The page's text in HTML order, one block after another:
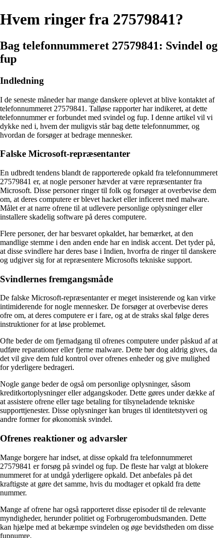
Hvem ringer fra 27579841?
Bag telefonnummeret 27579841: Svindel og
fup
Indledning
I de seneste måneder har mange danskere oplevet at blive kontaktet af
telefonnummeret 27579841. Talløse rapporter har indikeret, at dette
telefonnummer er forbundet med svindel og fup. I denne artikel vil vi
dykke ned i, hvem der muligvis står bag dette telefonnummer, og
hvordan de forsøger at bedrage mennesker.
Falske Microsoft-repræsentanter
En udbredt tendens blandt de rapporterede opkald fra telefonnummeret
27579841 er, at nogle personer hævder at være repræsentanter fra
Microsoft. Disse personer ringer til folk og forsøger at overbevise dem
om, at deres computere er blevet hacket eller inficeret med malware.
Målet er at narre ofrene til at udlevere personlige oplysninger eller
installere skadelig software på deres computere.
Flere personer, der har besvaret opkaldet, har bemærket, at den
mandlige stemme i den anden ende har en indisk accent. Det tyder på,
at disse svindlere har deres base i Indien, hvorfra de ringer til danskere
og udgiver sig for at repræsentere Microsofts tekniske support.
Svindlernes fremgangsmåde
De falske Microsoft-repræsentanter er meget insisterende og kan virke
intimiderende for nogle mennesker. De forsøger at overbevise deres
ofre om, at deres computere er i fare, og at de straks skal følge deres
instruktioner for at løse problemet.
Ofte beder de om fjernadgang til ofrenes computere under påskud af at
udføre reparationer eller fjerne malware. Dette bør dog aldrig gives, da
det vil give dem fuld kontrol over ofrenes enheder og give mulighed
for yderligere bedrageri.
Nogle gange beder de også om personlige oplysninger, såsom
kreditkortoplysninger eller adgangskoder. Dette gøres under dække af
at assistere ofrene eller tage betaling for tilsyneladende tekniske
supporttjenester. Disse oplysninger kan bruges til identitetstyveri og
andre former for økonomisk svindel.
Ofrenes reaktioner og advarsler
Mange borgere har indset, at disse opkald fra telefonnummeret
27579841 er forsøg på svindel og fup. De fleste har valgt at blokere
nummeret for at undgå yderligere opkald. Det anbefales på det
kraftigste at gøre det samme, hvis du modtager et opkald fra dette
nummer.
Mange af ofrene har også rapporteret disse episoder til de relevante
myndigheder, herunder politiet og Forbrugerombudsmanden. Dette
kan hjælpe med at bekæmpe svindelen og øge bevidstheden om disse
fupnumre.